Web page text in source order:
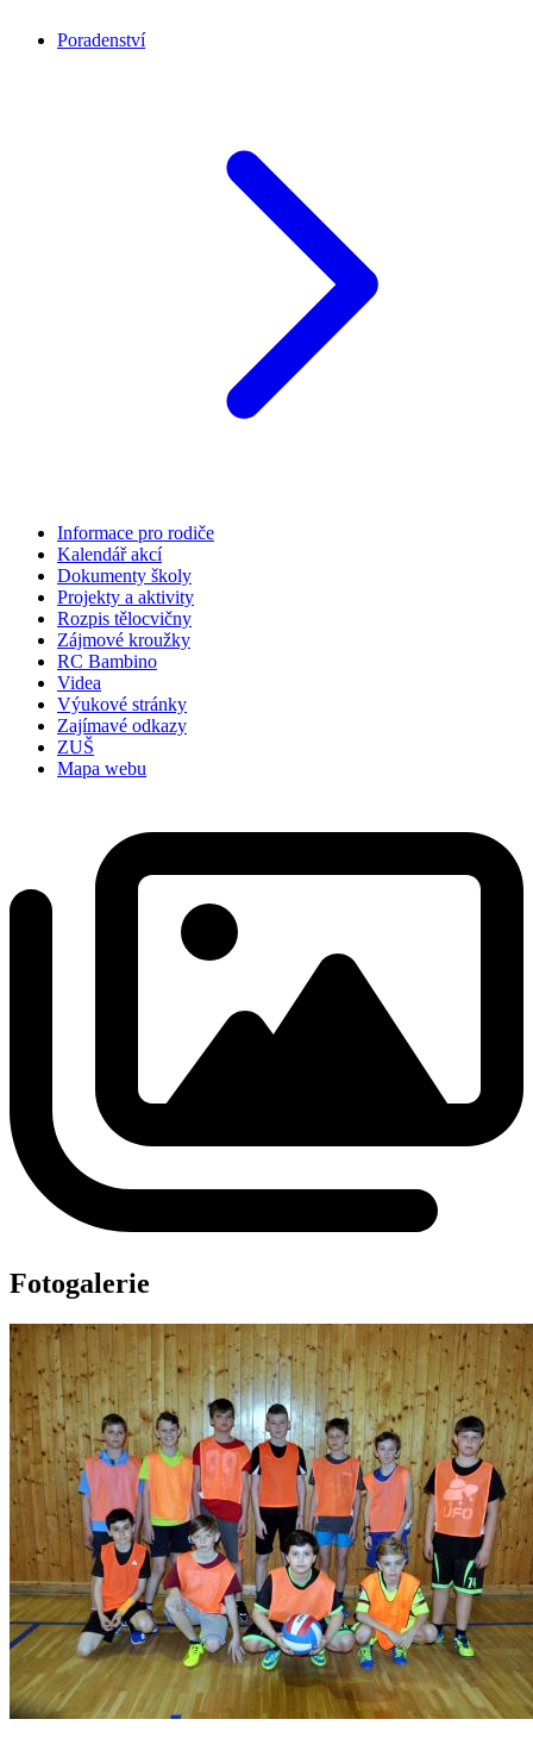
Poradenství
Informace pro rodiče
Kalendář akcí
Dokumenty školy
Projekty a aktivity
Rozpis tělocvičny
Zájmové kroužky
RC Bambino
Videa
Výukové stránky
Zajímavé odkazy
ZUŠ
Mapa webu
Fotogalerie